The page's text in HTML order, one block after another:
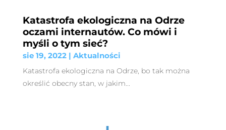
Katastrofa ekologiczna na Odrze
oczami internautów. Co mówi i
myśli o tym sieć?
sie 19, 2022| Aktualności
Katastrofa ekologiczna na Odrze, bo tak można
określić obecny stan, w jakim...